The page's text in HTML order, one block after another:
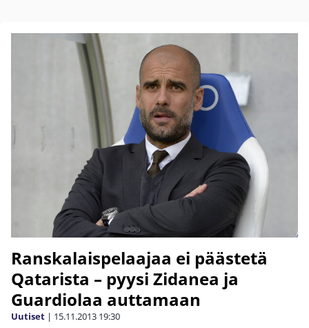
Ranskalaispelaajaa ei päästetä
Qatarista – pyysi Zidanea ja
Guardiolaa auttamaan
Uutiset | 15.11.2013 19:30